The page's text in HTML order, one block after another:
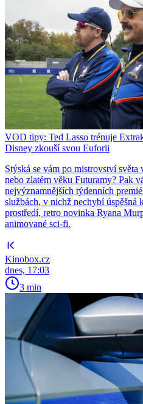
VOD tipy: Ted Lasso trénuje
Disney zkouší svou Euforii
Stýská se vám po mistrovství
nebo zlatém věku Futuramy? Pak
nejvýznamnějších týdenních
službách, v nichž nechybí úspěšná
prostředí, retro novinka Ryana
animované sci-fi.
Kinobox.cz
dnes, 17:03
3 min